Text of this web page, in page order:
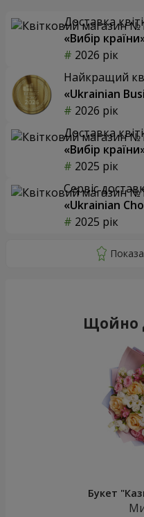
Доставка
«Вибір
2026 рік
Найкращий
«Ukrainian
2026 рік
Доставка
«Вибір
2025 рік
Сервіс
«Ukrainian
2025 рік
Щойно
Букет